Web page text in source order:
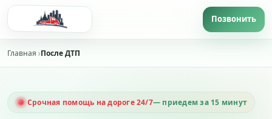
Главная После ДТП
Срочная помощь на дороге 24/7— приедем за 15 минут